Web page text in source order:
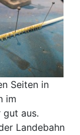
Seiten in
im
gut aus.
Landebahn